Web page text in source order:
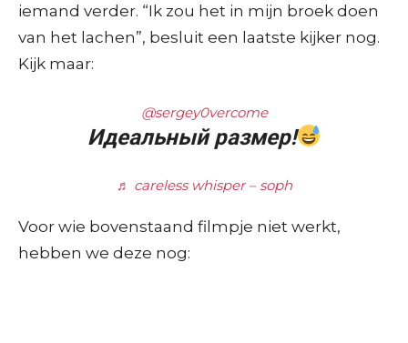
iemand verder. “Ik zou het in mijn broek doen
van het lachen”, besluit een laatste kijker nog.
Kijk maar:
@sergey0vercome
Идеальный размер!
♬ careless whisper – soph
Voor wie bovenstaand filmpje niet werkt,
hebben we deze nog: